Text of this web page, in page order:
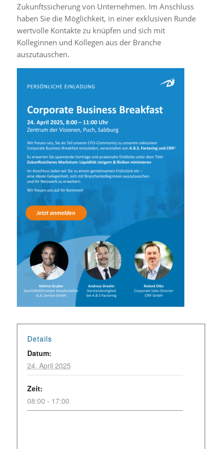
Zukunftssicherung von Unternehmen. Im Anschluss
haben Sie die Möglichkeit, in einer exklusiven Runde
wertvolle Kontakte zu knüpfen und sich mit
Kolleginnen und Kollegen aus der Branche
auszutauschen.
Details
Datum:
24. April 2025
Zeit:
08:00 - 17:00